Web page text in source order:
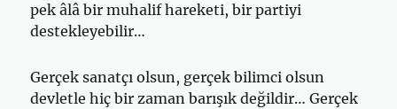
pek âlâ bir muhalif hareketi, bir partiyi
destekleyebilir…
Gerçek sanatçı olsun, gerçek bilimci olsun
devletle hiç bir zaman barışık değildir… Gerçek